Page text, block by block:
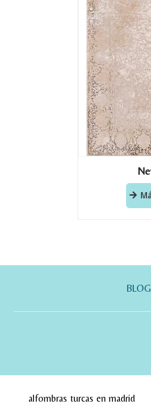
BLOG
alfombras turcas en madrid